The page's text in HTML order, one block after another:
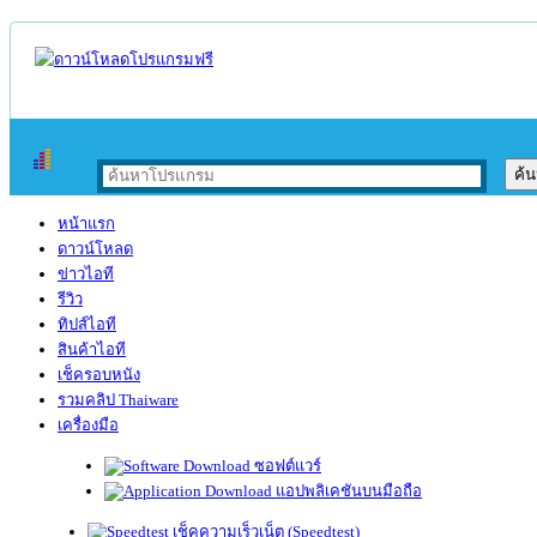
หน้าแรก
ดาวน์โหลด
ข่าวไอที
รีวิว
ทิปส์ไอที
สินค้าไอที
เช็ครอบหนัง
รวมคลิป Thaiware
เครื่องมือ
ซอฟต์แวร์
แอปพลิเคชันบนมือถือ
เช็คความเร็วเน็ต (Speedtest)